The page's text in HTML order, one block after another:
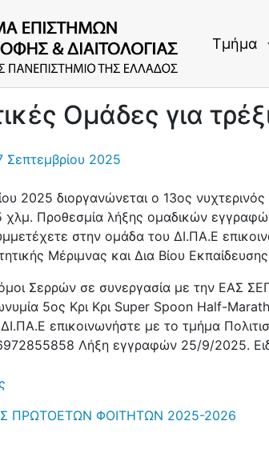
Τμήμα
Ομάδες για
Σεπτεμβρίου 2025
2025 διοργανώνεται ο 13ος
χλμ. Προθεσμία λήξης ομαδικών
στην ομάδα του ΔΙ.ΠΑ.Ε
Μέριμνας και Δια Βίου
Σερρών σε συνεργασία με την ΕΑΣ
5ος Κρι Κρι Super Spoon Half-
επικοινωνήστε με το τμήμα
Λήξη εγγραφών 25/9/2025.
ΠΡΩΤΟΕΤΩΝ ΦΟΙΤΗΤΩΝ 2025-2026